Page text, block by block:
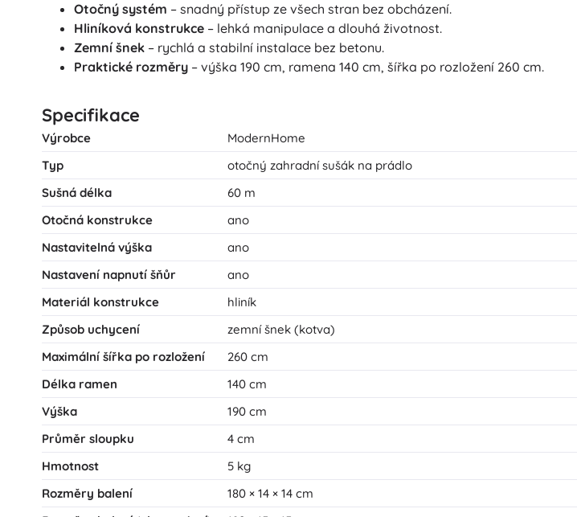
Otočný systém – snadný přístup ze všech stran bez obcházení.
Hliníková konstrukce – lehká manipulace a dlouhá životnost.
Zemní šnek – rychlá a stabilní instalace bez betonu.
Praktické rozměry – výška 190 cm, ramena 140 cm, šířka po rozložení 260 cm.
Specifikace
Výrobce
ModernHome
Typ
otočný zahradní sušák na prádlo
Sušná délka
60 m
Otočná konstrukce
ano
Nastavitelná výška
ano
Nastavení napnutí šňůr
ano
Materiál konstrukce
hliník
Způsob uchycení
zemní šnek (kotva)
Maximální šířka po rozložení
260 cm
Délka ramen
140 cm
Výška
190 cm
Průměr sloupku
4 cm
Hmotnost
5 kg
Rozměry balení
180 × 14 × 14 cm